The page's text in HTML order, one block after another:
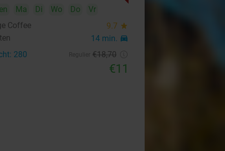
Ma Di Wo Do
Vr
Coffee
9.7 star
14 min. directions_car
280 €18,70
€11